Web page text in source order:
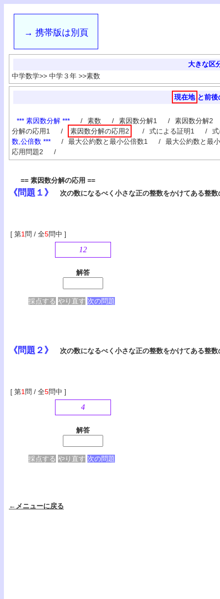
→ 携帯版は別頁
大きな区
中学数学>> 中学３年 >>素数
現在地 と前
*** 素因数分解 *** / 素数 / 素因数分解1 /
素因数分解2
分解の応用1
/ 素因数分解の応用2 / 式による証明1 /
数,公倍数 ***
/ 最大公約数と最小公倍数1 /
最大公約数と最
応用問題2
/
== 素因数分解の応用 ==
《問題１》 次の数になるべく小さな正の整数をかけてある整数
[ 第1 問 / 全5問中 ]
12
解答
採点する やり直す 次の問題
《問題２》 次の数になるべく小さな正の整数をかけてある整数
[ 第1 問 / 全5問中 ]
4
解答
採点する やり直す 次の問題
←メニューに戻る